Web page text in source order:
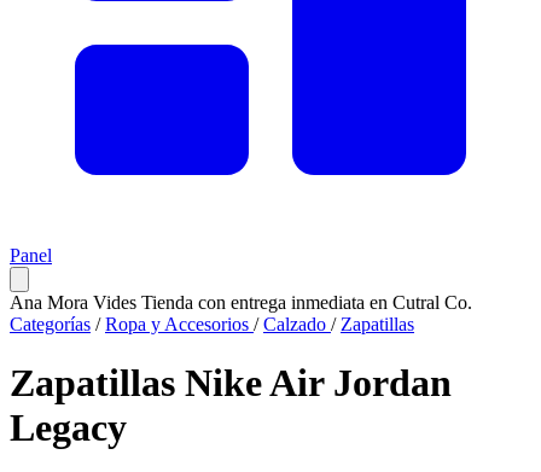
Panel
Ana Mora Vides Tienda con entrega inmediata en Cutral Co.
Categorías / Ropa y Accesorios / Calzado / Zapatillas
Zapatillas Nike Air Jordan
Legacy